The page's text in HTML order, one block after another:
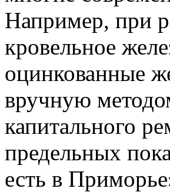
Например, при
кровельное
оцинкованные
вручную
капитального
предельных
есть в